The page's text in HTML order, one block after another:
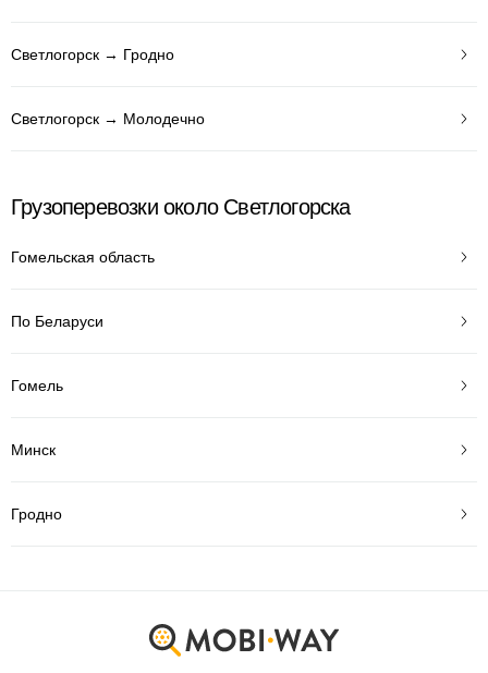
Светлогорск → Гродно
Светлогорск → Молодечно
Грузоперевозки около Светлогорска
Гомельская область
По Беларуси
Гомель
Минск
Гродно